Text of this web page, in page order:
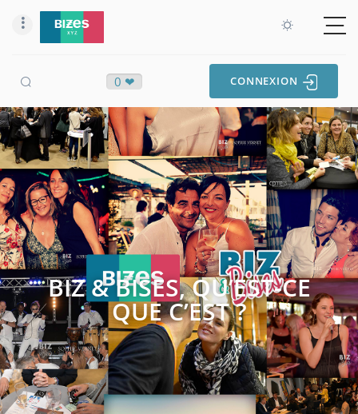
0 ❤ CONNEXION
BIZ & BISES, QU’EST-CE
QUE C’EST ?